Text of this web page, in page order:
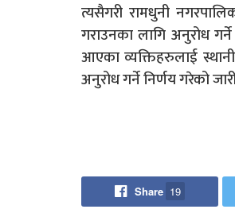
त्यसैगरी रामधुनी
गराउनका लागि अनुरोध
आएका व्यक्तिहरुलाई
अनुरोध गर्ने निर्णय गरेको
Share 19